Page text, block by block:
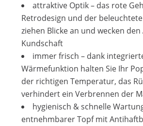
attraktive Optik – das rote
Retrodesign und der
ziehen Blicke an und wecken
Kundschaft
immer frisch – dank
Wärmefunktion halten Sie Ihr
der richtigen Temperatur, das
verhindert ein Verbrennen der
hygienisch & schnelle
entnehmbarer Topf mit